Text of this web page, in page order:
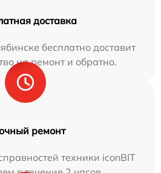
доставка
бесплатно доставит
на ремонт и обратно.
ремонт
техники iconBIT